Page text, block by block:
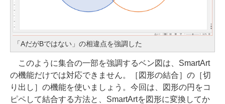
「AだがBではない」の相違点を強調した
このように集合の一部を強調するベン図は、SmartArt
の機能だけでは対応できません。［図形の結合］の［切
り出し］の機能を使いましょう。今回は、図形の円をコ
ピペして結合する方法と、SmartArtを図形に変換してか